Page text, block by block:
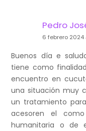
Pedro
6 febrero 2024
Buenos día e
tiene como
encuentro en
una situación muy
un tratamiento
acesoren el
humanitaria o de